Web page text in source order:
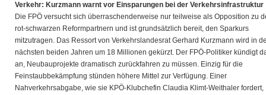
Verkehr: Kurzmann warnt vor Einsparungen bei der Verkehrsinfrastruktur
Die FPÖ versucht sich überraschenderweise nur teilweise als Opposition zu
rot-schwarzen Reformpartnern und ist grundsätzlich bereit, den Sparkurs
mitzutragen. Das Ressort von Verkehrslandesrat Gerhard Kurzmann wird in
nächsten beiden Jahren um 18 Millionen gekürzt. Der FPÖ-Politiker kündigt
an, Neubauprojekte dramatisch zurückfahren zu müssen. Einzig für die
Feinstaubbekämpfung stünden höhere Mittel zur Verfügung. Einer
Nahverkehrsabgabe, wie sie KPÖ-Klubchefin Claudia Klimt-Weithaler fordert,